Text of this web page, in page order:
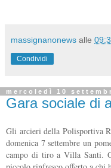
massignanonews alle
Condividi
mercoledì 10
Gara sociale di
Gli arcieri della Polisportiva
domenica 7 settembre un
campo di tiro a Villa Santi.